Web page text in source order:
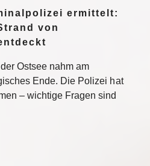
ermittelt:
von
Ostsee nahm am
Ende. Die Polizei hat
– wichtige Fragen sind